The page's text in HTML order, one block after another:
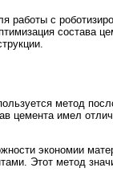
работы с
состава
метод
цемента имел
экономии
Этот метод